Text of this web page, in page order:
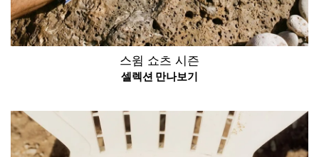
스윔 쇼츠 시즌